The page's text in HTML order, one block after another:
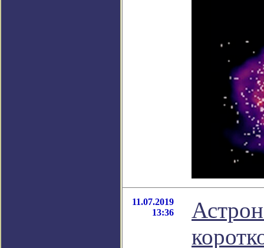
11.07.2019
13:36